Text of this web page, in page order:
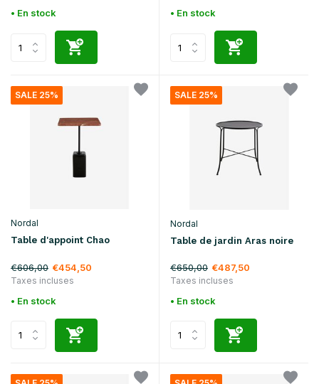
• En stock • En stock
SALE 25%
Nordal
Table d'appoint Chao
€606,00 €454,50
Taxes incluses
• En stock
SALE 25%
Nordal
Table de jardin Aras noire
€650,00 €487,50
Taxes incluses
• En stock